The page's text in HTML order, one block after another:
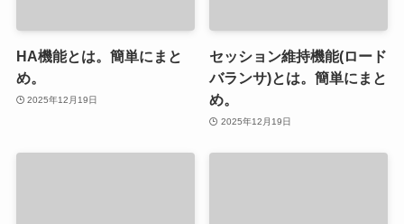
HA機能とは。簡単にまと
め。
2025年12月19日
セッション維持機能(ロード
バランサ)とは。簡単にまと
め。
2025年12月19日